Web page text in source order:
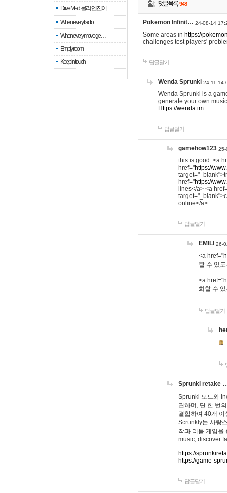
Drive Mad: 물리 엔진이 …
When every fractio…
When every move ge…
Empty room
Keep in touch
댓글목록948
Pokemon Infinit… 24-08-14
Some areas in https://
challenges test players'
답글달기
Wenda Sprunki 24-11-14
Wenda Sprunki is a
generate your own
Https://wenda.im
답글달기
gamehow123 25-
this is good. <a
href="https://
href="https://
lines</a> <a
online</a>
답글달기
EMILI 26-
<a href="
할 수 있
<a href="
화할 수
답글달기
Sprunki retake
Sprunki 모드와
견하며, 단 한 번
결합하여 40개
Scrunkly는 사랑
작과 리듬 게임을
music, discover
https://
https://game-
답글달기